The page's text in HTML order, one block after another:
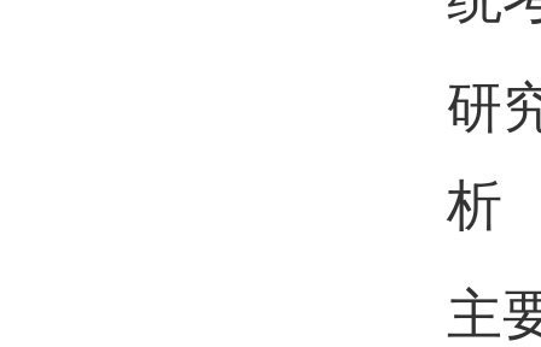
研
析
主